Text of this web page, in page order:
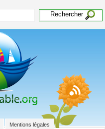
Mentions légales